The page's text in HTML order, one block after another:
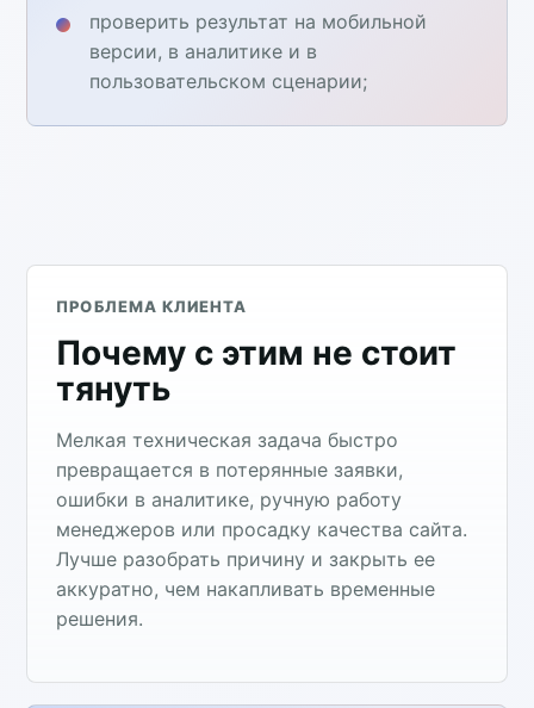
проверить результат на мобильной
версии, в аналитике и в
пользовательском сценарии;
ПРОБЛЕМА КЛИЕНТА
Почему с этим не стоит
тянуть
Мелкая техническая задача быстро
превращается в потерянные заявки,
ошибки в аналитике, ручную работу
менеджеров или просадку качества сайта.
Лучше разобрать причину и закрыть ее
аккуратно, чем накапливать временные
решения.